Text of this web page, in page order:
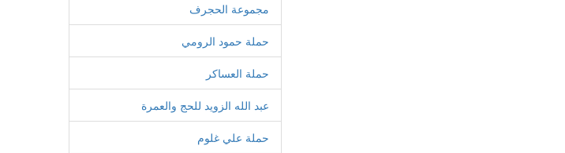
مجموعة الحجرف
حملة حمود الرومي
حملة العساكر
عبد الله الزويد للحج والعمرة
حملة علي غلوم